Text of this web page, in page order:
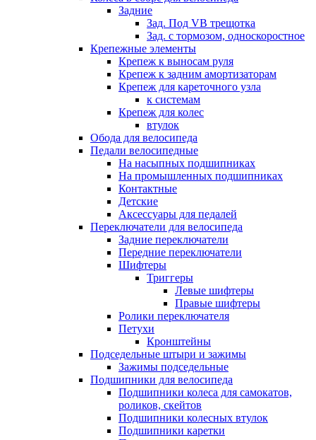
Задние
Зад. Под VB трещотка
Зад. с тормозом, односкоростное
Крепежные элементы
Крепеж к выносам руля
Крепеж к задним амортизаторам
Крепеж для кареточного узла
к системам
Крепеж для колес
втулок
Обода для велосипеда
Педали велосипедные
На насыпных подшипниках
На промышленных подшипниках
Контактные
Детские
Аксессуары для педалей
Переключатели для велосипеда
Задние переключатели
Передние переключатели
Шифтеры
Триггеры
Левые шифтеры
Правые шифтеры
Ролики переключателя
Петухи
Кронштейны
Подседельные штыри и зажимы
Зажимы подседельные
Подшипники для велосипеда
Подшипники колеса для самокатов,
роликов, скейтов
Подшипники колесных втулок
Подшипники каретки